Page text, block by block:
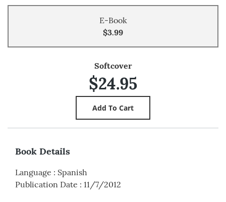
E-Book
$3.99
Softcover
$24.95
Book Details
Language : Spanish
Publication Date : 11/7/2012